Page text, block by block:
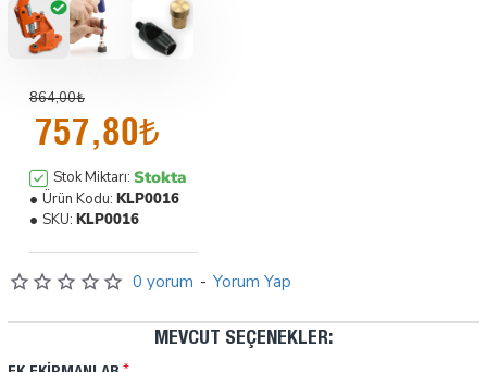
0 yorum - Yorum Yap
757,80₺
864,00₺
Stok Miktarı: Stokta
Ürün Kodu: KLP0016
SKU: KLP0016
MEVCUT SEÇENEKLER: